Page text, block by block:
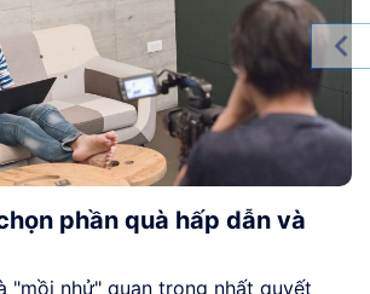
phần quà hấp dẫn và
"mồi nhử" quan trọng nhất quyết